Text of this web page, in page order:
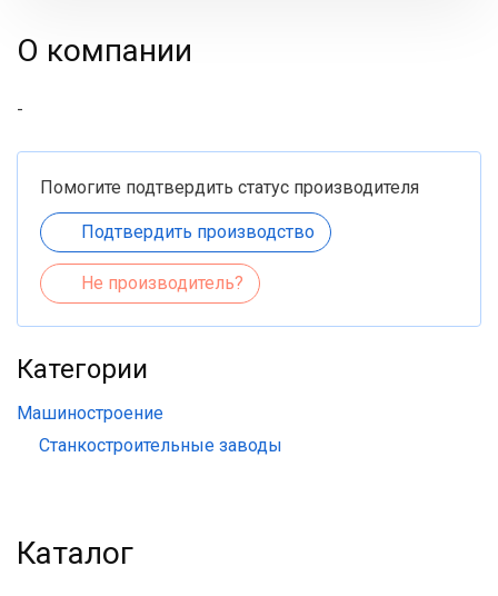
О компании
-
Помогите подтвердить статус производителя
Подтвердить производство
Не производитель?
Категории
Машиностроение
Станкостроительные заводы
Каталог